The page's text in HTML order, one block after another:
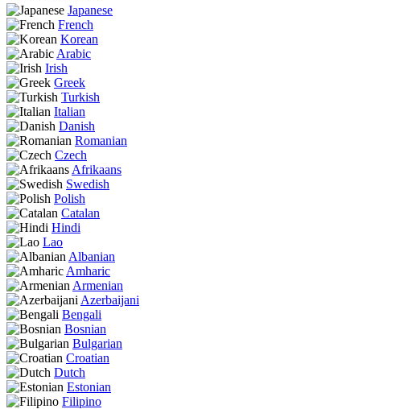
Japanese
French
Korean
Arabic
Irish
Greek
Turkish
Italian
Danish
Romanian
Czech
Afrikaans
Swedish
Polish
Catalan
Hindi
Lao
Albanian
Amharic
Armenian
Azerbaijani
Bengali
Bosnian
Bulgarian
Croatian
Dutch
Estonian
Filipino